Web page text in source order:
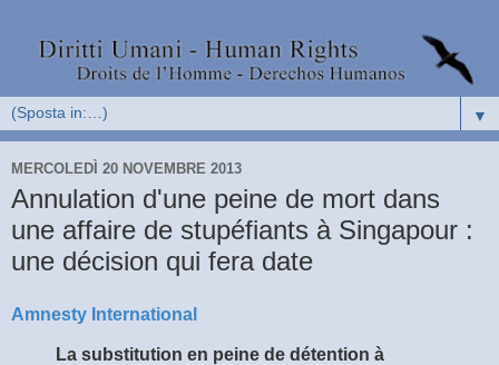
▼
MERCOLEDÌ 20 NOVEMBRE 2013
Annulation d'une peine de mort dans
une affaire de stupéfiants à Singapour :
une décision qui fera date
Amnesty International
La substitution en peine de détention à